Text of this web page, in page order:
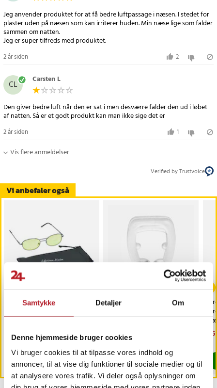
Samtykke Detaljer Om
Denne hjemmeside bruger cookies
Vi bruger cookies til at tilpasse vores indhold og
annoncer, til at vise dig funktioner til sociale medier og til
at analysere vores trafik. Vi deler også oplysninger om
Vi anbefaler også
Briller til natkørsel med
Nuværende pris:
49 kr.Tidligere pris:109 kr.
49 kr. 109 kr.
Findes på lager, Leveres i løbet af 1-2 hverdage
Køb
-41%
InnovaGoods Magnetisk
Nuværende pris
29 kr.Tidligere pris
29 kr. 49 kr.
Køb
Jeg anvender produktet for at få bedre luftpassage i næsen. I stedet for
plaster uden på næsen som kan irriterer huden. Min næse lige som falder
sammen om natten.
Jeg er super tilfreds med produktet.
2 år siden 2
CL Carsten L
Den giver bedre luft når den er sat i men desværre falder den ud i løbet
af natten. Så er et godt produkt kan man ikke sige det er
2 år siden 1
Vis flere anmeldelser
Verified by Trustvoice